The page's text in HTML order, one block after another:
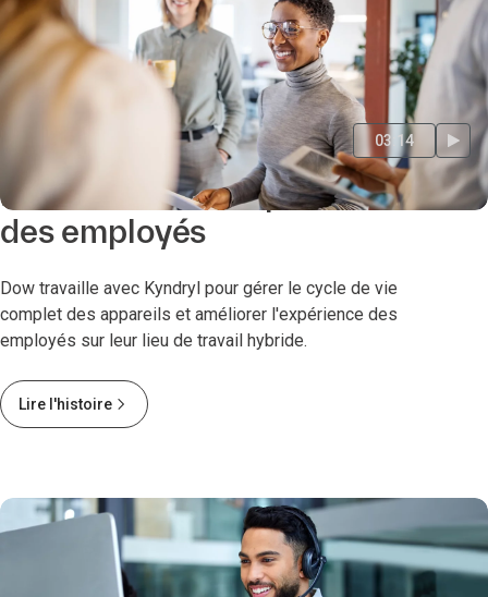
03:14
Dow améliore l'expérience
des employés
Dow travaille avec Kyndryl pour gérer le cycle de vie
complet des appareils et améliorer l'expérience des
employés sur leur lieu de travail hybride.
Lire l'histoire